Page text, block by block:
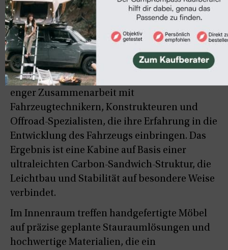
Innenarchitektur und ganzheitliche
Raumkonzepte, die Lebensqualität spürbar
machen.
Dieses über Jahrzehnte gewachsene Know-
how fließt heute in das Projekt mogX ein – in
enger Zusammenarbeit mit
Fahrzeugtechnikern, Konstrukteuren und
Offroad-Spezialisten, die ihre Erfahrung in die
Entwicklung des Fahrzeugs einbringen. Das
Ergebnis ist eine Kabine auf Basis einer
ultraleichten Carbon-Sandwich-Struktur, die
Leichtbau und Stabilität auf besondere Weise
verbindet.
Im Innenraum treffen handgefertigte Möbel
auf präzise geplante Stauraumlösungen und
hochwertige Materialien, die ein